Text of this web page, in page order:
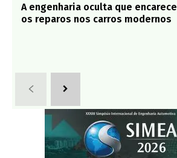
A engenharia oculta que encarece
os reparos nos carros modernos